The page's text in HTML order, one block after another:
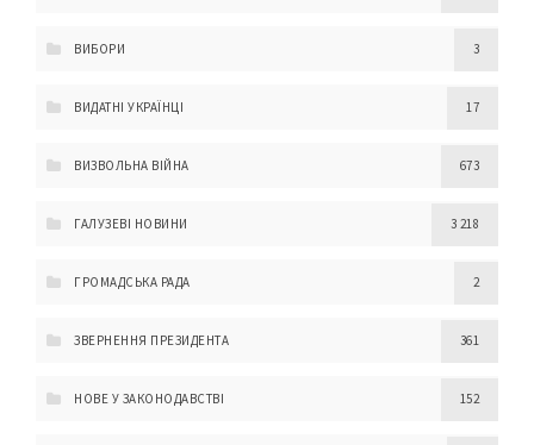
ВИБОРИ 3
ВИДАТНІ УКРАЇНЦІ 17
ВИЗВОЛЬНА ВІЙНА 673
ГАЛУЗЕВІ НОВИНИ 3 218
ГРОМАДСЬКА РАДА 2
ЗВЕРНЕННЯ ПРЕЗИДЕНТА 361
НОВЕ У ЗАКОНОДАВСТВІ 152